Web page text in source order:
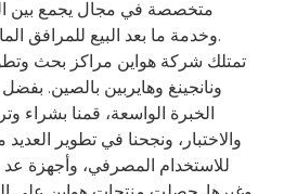
متخصصة في مجال يجمع بين
وخدمة ما بعد البيع للمرافق المالية والمنتجات الإلكترونية.
تمتلك شركة هواين مراكز بحث
ونانجينغ وهايربين بالصين.
الخبرة الواسعة، قمنا بشراء
والاختبار، ونجحنا في تطوير
للاستخدام المصرفي، وأجهزة